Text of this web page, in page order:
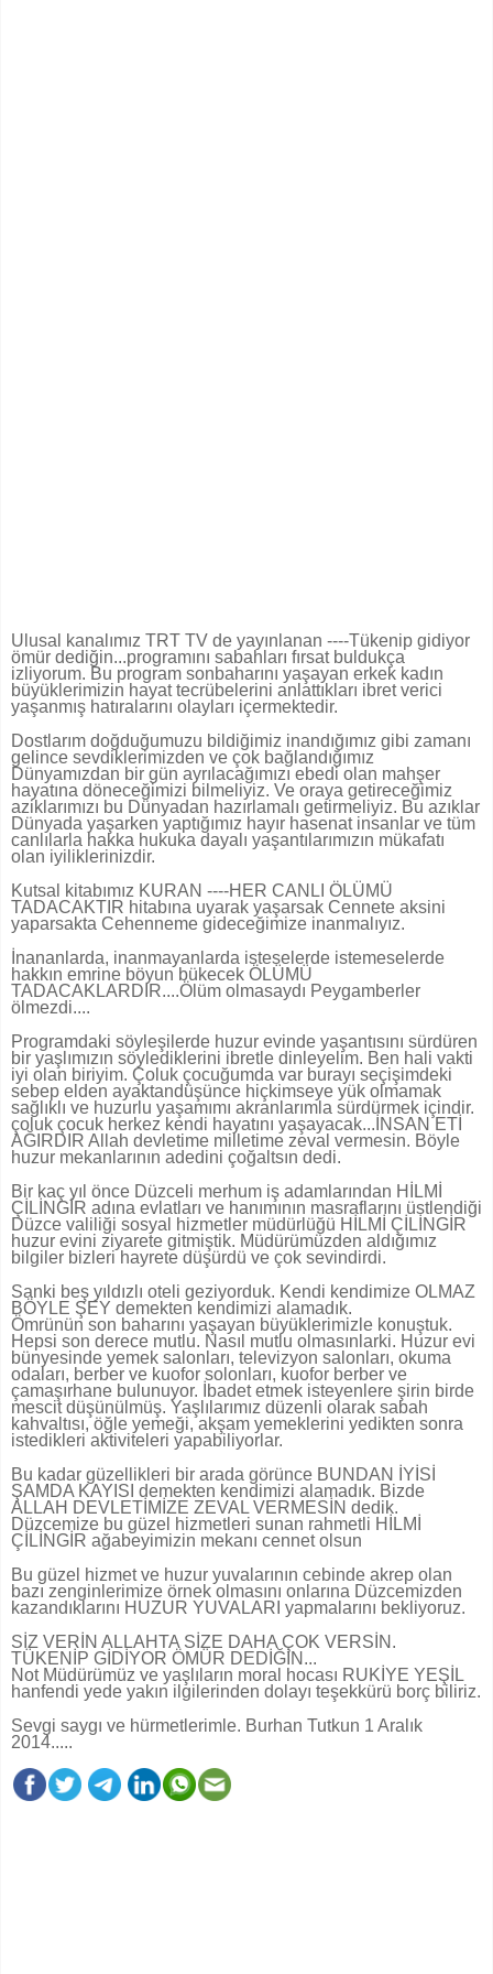
Ulusal kanalımız TRT TV de yayınlanan ----Tükenip gidiyor
ömür dediğin...programını sabahları fırsat buldukça
izliyorum. Bu program sonbaharını yaşayan erkek kadın
büyüklerimizin hayat tecrübelerini anlattıkları ibret verici
yaşanmış hatıralarını olayları içermektedir.
Dostlarım doğduğumuzu bildiğimiz inandığımız gibi zamanı
gelince sevdiklerimizden ve çok bağlandığımız
Dünyamızdan bir gün ayrılacağımızı ebedi olan mahşer
hayatına döneceğimizi bilmeliyiz. Ve oraya getireceğimiz
aziklarımızı bu Dünyadan hazırlamalı getirmeliyiz. Bu azıklar
Dünyada yaşarken yaptığımız hayır hasenat insanlar ve tüm
canlılarla hakka hukuka dayalı yaşantılarımızın mükafatı
olan iyiliklerinizdir.
Kutsal kitabımız KURAN ----HER CANLI ÖLÜMÜ
TADACAKTIR hitabına uyarak yaşarsak Cennete aksini
yaparsakta Cehenneme gideceğimize inanmalıyız.
İnananlarda, inanmayanlarda isteselerde istemeselerde
hakkın emrine böyun bükecek ÖLÜMÜ
TADACAKLARDIR....Ölüm olmasaydı Peygamberler
ölmezdi....
Programdaki söyleşilerde huzur evinde yaşantısını sürdüren
bir yaşlımızın söylediklerini ibretle dinleyelim. Ben hali vakti
iyi olan biriyim. Çoluk çocuğumda var burayı seçişimdeki
sebep elden ayaktandüşünce hiçkimseye yük olmamak
sağlıklı ve huzurlu yaşamımı akranlarımla sürdürmek içindir.
çoluk çocuk herkez kendi hayatını yaşayacak...İNSAN ETİ
AĞIRDIR Allah devletime milletime zeval vermesin. Böyle
huzur mekanlarının adedini çoğaltsın dedi.
Bir kaç yıl önce Düzceli merhum iş adamlarından HİLMİ
ÇİLİNGİR adına evlatları ve hanımının masraflarını üstlendiği
Düzce valiliği sosyal hizmetler müdürlüğü HİLMİ ÇİLİNGİR
huzur evini ziyarete gitmiştik. Müdürümüzden aldığımız
bilgiler bizleri hayrete düşürdü ve çok sevindirdi.
Sanki beş yıldızlı oteli geziyorduk. Kendi kendimize OLMAZ
BÖYLE ŞEY demekten kendimizi alamadık.
Ömrünün son baharını yaşayan büyüklerimizle konuştuk.
Hepsi son derece mutlu. Nasıl mutlu olmasınlarki. Huzur evi
bünyesinde yemek salonları, televizyon salonları, okuma
odaları, berber ve kuofor solonları, kuofor berber ve
çamaşırhane bulunuyor. İbadet etmek isteyenlere şirin birde
mescit düşünülmüş. Yaşlılarımız düzenli olarak sabah
kahvaltısı, öğle yemeği, akşam yemeklerini yedikten sonra
istedikleri aktiviteleri yapabiliyorlar.
Bu kadar güzellikleri bir arada görünce BUNDAN İYİSİ
ŞAMDA KAYISI demekten kendimizi alamadık. Bizde
ALLAH DEVLETİMİZE ZEVAL VERMESİN dedik.
Düzcemize bu güzel hizmetleri sunan rahmetli HİLMİ
ÇİLİNGİR ağabeyimizin mekanı cennet olsun
Bu güzel hizmet ve huzur yuvalarının cebinde akrep olan
bazı zenginlerimize örnek olmasını onlarına Düzcemizden
kazandıklarını HUZUR YUVALARI yapmalarını bekliyoruz.
SİZ VERİN ALLAHTA SİZE DAHA ÇOK VERSİN.
TÜKENİP GİDİYOR ÖMÜR DEDİĞİN...
Not Müdürümüz ve yaşlıların moral hocası RUKİYE YEŞİL
hanfendi yede yakın ilgilerinden dolayı teşekkürü borç biliriz.
Sevgi saygı ve hürmetlerimle. Burhan Tutkun 1 Aralık
2014.....